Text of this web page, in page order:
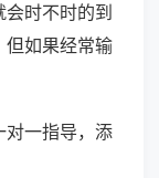
时不时的到
但如果经常输
对一指导，添